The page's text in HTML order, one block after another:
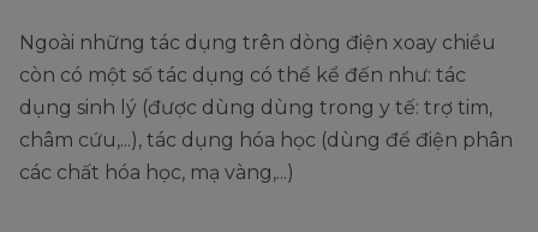
Ngoài những tác dụng trên dòng điện xoay chiều
còn có một số tác dụng có thể kể đến như: tác
dụng sinh lý (được dùng dùng trong y tế: trợ tim,
châm cứu,...), tác dụng hóa học (dùng để điện phân
các chất hóa học, mạ vàng,...)